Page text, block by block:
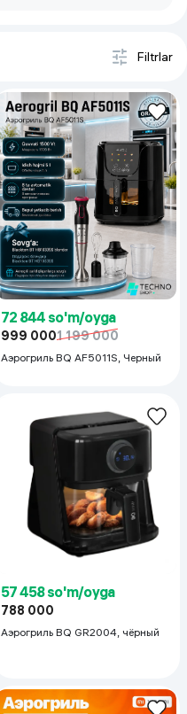
Filtrlar
72 844 so'm/oyga
999 0001 199 000
Аэрогриль BQ AF5011S, Черный
57 458 so'm/oyga
788 000
Аэрогриль BQ GR2004, чёрный